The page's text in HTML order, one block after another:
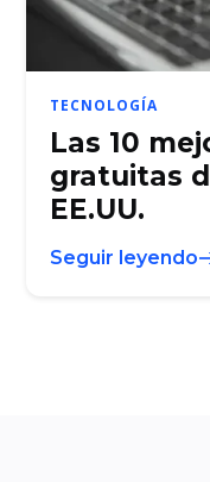
TECNOLOGÍA
Las 10
gratuitas
EE.UU.
Seguir leyendo